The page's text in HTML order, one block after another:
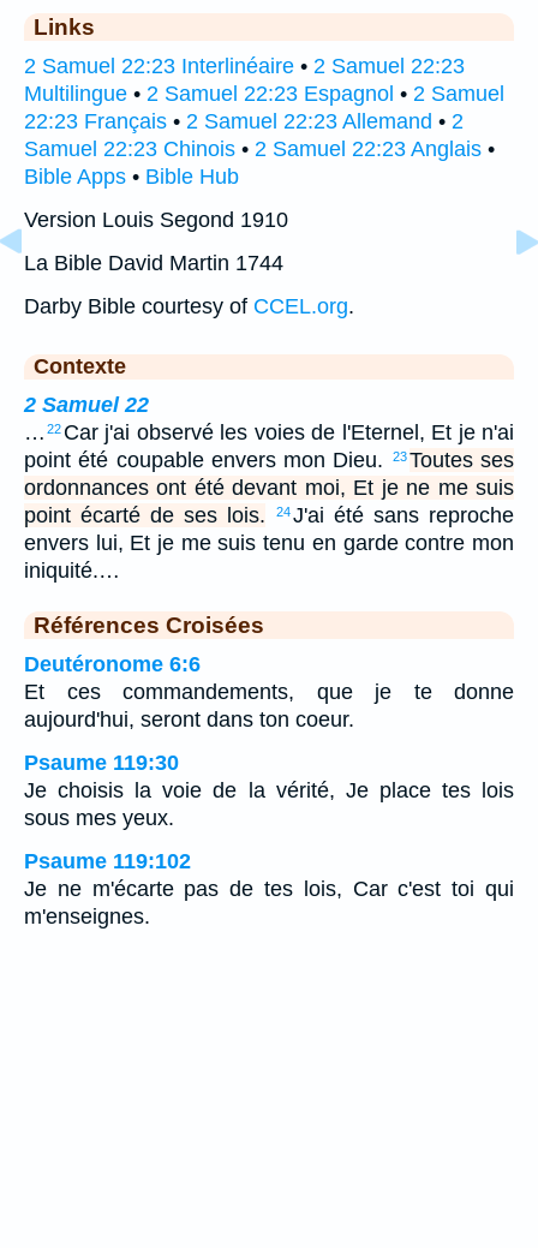
Links
2 Samuel 22:23 Interlinéaire • 2 Samuel 22:23
Multilingue • 2 Samuel 22:23 Espagnol • 2 Samuel
22:23 Français • 2 Samuel 22:23 Allemand • 2
Samuel 22:23 Chinois • 2 Samuel 22:23 Anglais •
Bible Apps • Bible Hub
Version Louis Segond 1910
La Bible David Martin 1744
Darby Bible courtesy of CCEL.org.
Contexte
2 Samuel 22
… 22 Car j'ai observé les voies de l'Eternel, Et je n'ai
point été coupable envers mon Dieu.
23Toutes ses
ordonnances ont été devant moi, Et je ne me suis
point écarté de ses lois.
24J'ai été sans reproche
envers lui, Et je me suis tenu en garde contre mon
iniquité.…
Références Croisées
Deutéronome 6:6
Et ces commandements, que je te donne
aujourd'hui, seront dans ton coeur.
Psaume 119:30
Je choisis la voie de la vérité, Je place tes lois
sous mes yeux.
Psaume 119:102
Je ne m'écarte pas de tes lois, Car c'est toi qui
m'enseignes.